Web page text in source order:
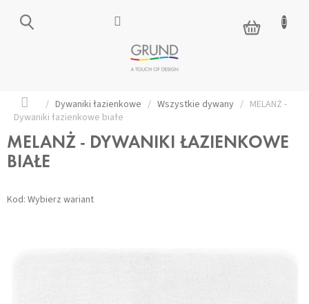
KOSZYK
Home
/ Dywaniki łazienkowe / Wszystkie dywany / MELANŻ -
Dywaniki łazienkowe białe
MELANŻ - DYWANIKI ŁAZIENKOWE
BIAŁE
Kod: Wybierz wariant